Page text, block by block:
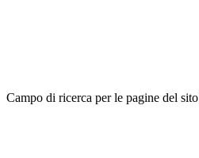
Campo di ricerca per le pagine del sito